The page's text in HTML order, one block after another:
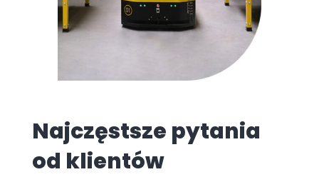
Najczęstsze pytania
od klientów